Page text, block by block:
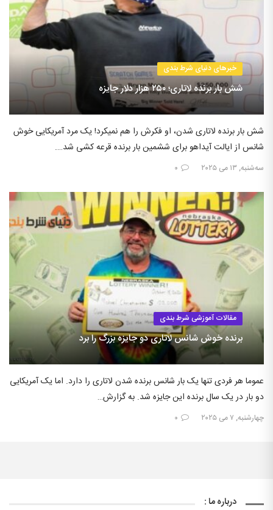
خبرهای دنیای شرط بندی
شش بار برنده لاتاری؛ ۲۵۰ هزار دلار جایزه
شش بار برنده لاتاری شدن، او فکرش را هم نمیکرد! یک مرد آمریکایی خوش
شانس از ایالت آیداهو برای ششمین بار برنده قرعه کشی شد….
سه‌شنبه, ۱۳ می ۲۰۲۵ ۰
مقالات آموزشی شرط بندی
برنده خوش شانس لاتاری دو جایزه بزرگ را برد
عموما هر فردی تنها یک بار شانس برنده شدن لاتاری را دارد. اما یک آمریکایی
دو بار در یک سال برنده این جایزه شد. به گزارش…
چهارشنبه, ۷ می ۲۰۲۵ ۰
درباره ما :